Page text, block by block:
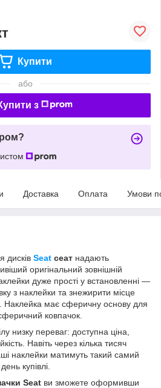
Купити
або
з
Доставка Оплата Умови
дисків Seat сеат надають
оригінальний зовнішній
дуже прості у встановленні —
з наклейки та знежирити місце
Наклейка має сферичну основу для
ковпачок.
низку переваг: доступна ціна,
Навіть через кілька тисяч
наклейки матимуть такий самий
купівлі.
Seat ви зможете оформивши